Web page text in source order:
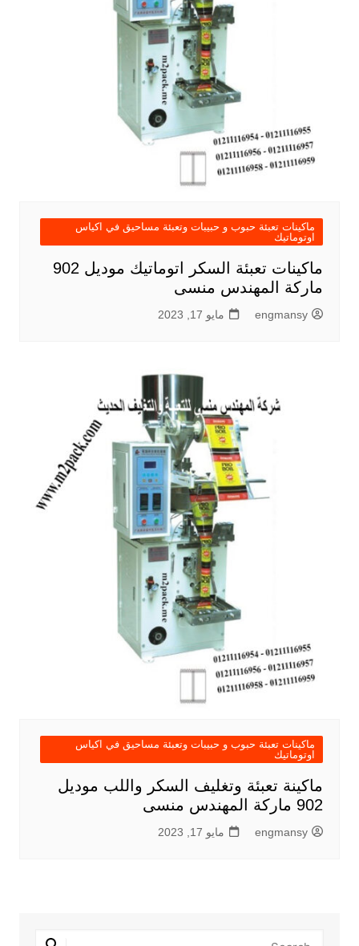
ماكينات تعبئة حبوب و حبيبات وتعبئة مساحيق في اكياس
اوتوماتيك
ماكينات تعبئة السكر اتوماتيك موديل 902
ماركة المهندس منسى
engmansy مايو 17, 2023
ماكينات تعبئة حبوب و حبيبات وتعبئة مساحيق في اكياس
اوتوماتيك
ماكينة تعبئة وتغليف السكر واللب موديل
902 ماركة المهندس منسى
engmansy مايو 17, 2023